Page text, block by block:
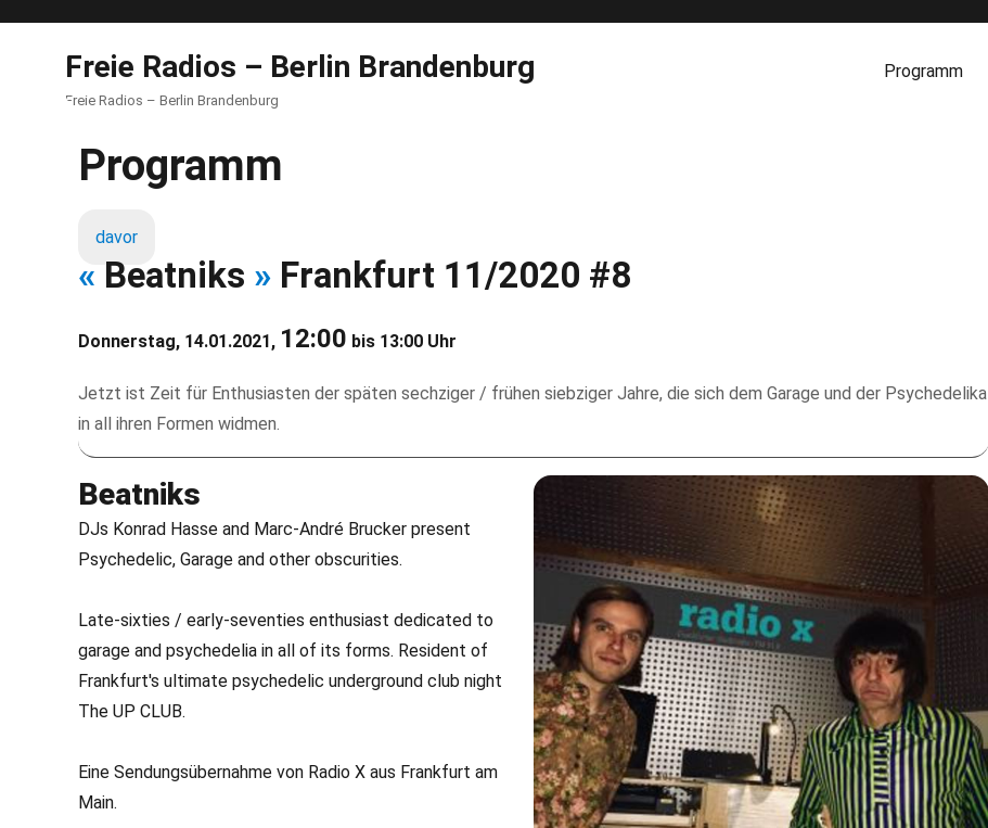
Freie Radios – Berlin Brandenburg
Freie Radios – Berlin Brandenburg
Programm
Programm
davor
« Beatniks » Frankfurt 11/2020 #8
Donnerstag, 14.01.2021, 12:00 bis 13:00 Uhr
Jetzt ist Zeit für Enthusiasten der späten sechziger / frühen siebziger Jahre, die sich dem Garage und der Psychedelika
in all ihren Formen widmen.
Beatniks
DJs Konrad Hasse and Marc-André Brucker present
Psychedelic, Garage and other obscurities.
Late-sixties / early-seventies enthusiast dedicated to
garage and psychedelia in all of its forms. Resident of
Frankfurt's ultimate psychedelic underground club night
The UP CLUB.
Eine Sendungsübernahme von Radio X aus Frankfurt am
Main.